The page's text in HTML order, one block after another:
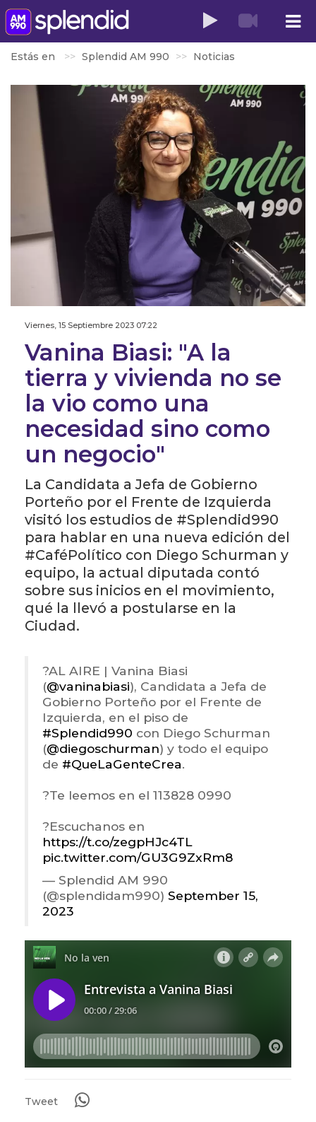
Estás en Splendid AM 990 Noticias
Viernes, 15 Septiembre 2023 07:22
Vanina Biasi: "A la
tierra y vivienda no se
la vio como una
necesidad sino como
un negocio"
La Candidata a Jefa de Gobierno
Porteño por el Frente de Izquierda
visitó los estudios de #Splendid990
para hablar en una nueva edición del
#CaféPolítico con Diego Schurman y
equipo, la actual diputada contó
sobre sus inicios en el movimiento,
qué la llevó a postularse en la
Ciudad.
?️AL AIRE | Vanina Biasi
(@vaninabiasi), Candidata a Jefa de
Gobierno Porteño por el Frente de
Izquierda, en el piso de
#Splendid990 con Diego Schurman
(@diegoschurman) y todo el equipo
de #QueLaGenteCrea.
?Te leemos en el 113828 0990
?Escuchanos en
https://t.co/zegpHJc4TL
pic.twitter.com/GU3G9ZxRm8
— Splendid AM 990
(@splendidam990) September 15,
2023
Tweet